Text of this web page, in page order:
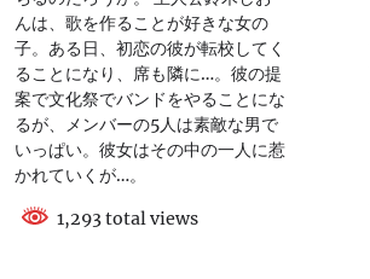
んは、歌を作ることが好きな女の
子。ある日、初恋の彼が転校してく
ることになり、席も隣に…。彼の提
案で文化祭でバンドをやることにな
るが、メンバーの5人は素敵な男で
いっぱい。彼女はその中の一人に惹
かれていくが…。
1,293 total views